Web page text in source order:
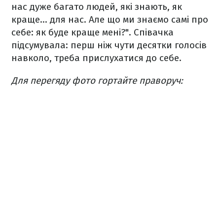
нас дуже багато людей, які знають, як
краще... для нас. Але що ми знаємо самі про
себе: як буде краще мені?". Співачка
підсумувала: перш ніж чути десятки голосів
навколо, треба прислухатися до себе.
Для перегяду фото гортайте праворуч: